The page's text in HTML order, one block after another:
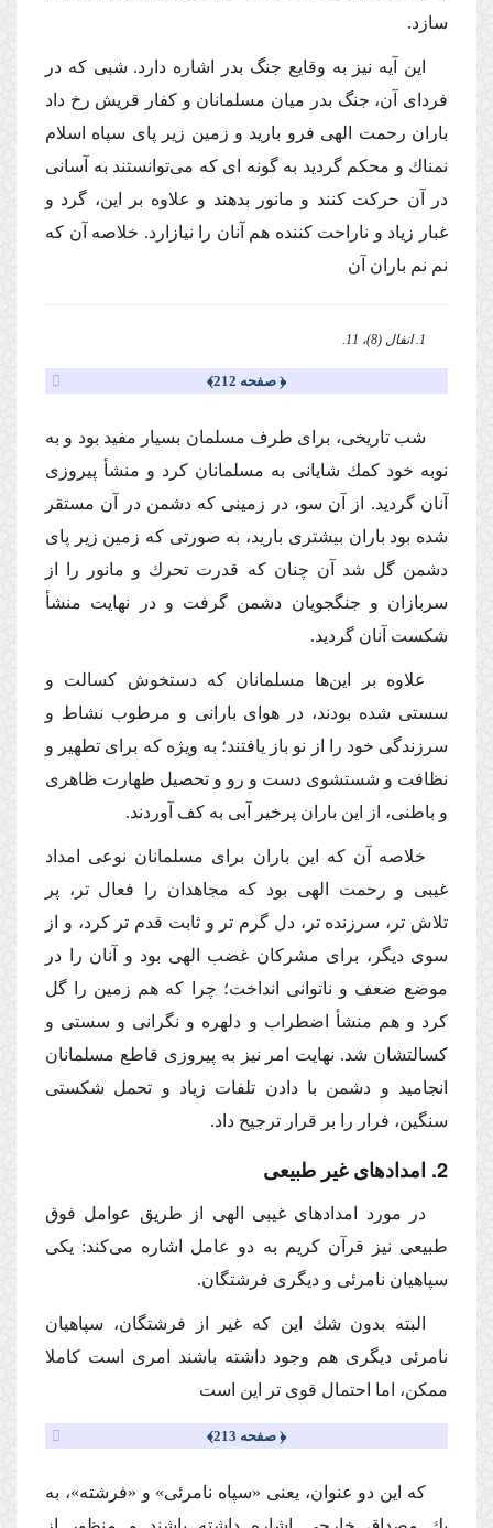
سازد.
این آیه نیز به وقایع جنگ بدر اشاره دارد. شبى كه در
فرداى آن، جنگ بدر میان مسلمانان و كفار قریش رخ داد
باران رحمت الهى فرو بارید و زمین زیر پاى سپاه اسلام
نمناك و محكم گردید به گونه اى كه مى‌توانستند به آسانى
در آن حركت كنند و مانور بدهند و علاوه بر این، گرد و
غبار زیاد و ناراحت كننده هم آنان را نیازارد. خلاصه آن كه
نم نم باران آن
1. انفال (8)، 11.
﴿ صفحه 212﴾
شب تاریخى، براى طرف مسلمان بسیار مفید بود و به
نوبه خود كمك شایانى به مسلمانان كرد و منشأ پیروزى
آنان گردید. از آن سو، در زمینى كه دشمن در آن مستقر
شده بود باران بیشترى بارید، به صورتى كه زمین زیر پاى
دشمن گل شد آن چنان كه قدرت تحرك و مانور را از
سربازان و جنگجویان دشمن گرفت و در نهایت منشأ
شكست آنان گردید.
علاوه بر این‌ها مسلمانان كه دستخوش كسالت و
سستى شده بودند، در هواى بارانى و مرطوب نشاط و
سرزندگى خود را از نو باز یافتند؛ به ویژه كه براى تطهیر و
نظافت و شستشوى دست و رو و تحصیل طهارت ظاهرى
و باطنى، از این باران پرخیر آبى به كف آوردند.
خلاصه آن كه این باران براى مسلمانان نوعى امداد
غیبى و رحمت الهى بود كه مجاهدان را فعال تر، پر
تلاش تر، سرزنده تر، دل گرم تر و ثابت قدم تر كرد، و از
سوى دیگر، براى مشركان غضب الهى بود و آنان را در
موضع ضعف و ناتوانى انداخت؛ چرا كه هم زمین را گل
كرد و هم منشأ اضطراب و دلهره و نگرانى و سستى و
كسالتشان شد. نهایت امر نیز به پیروزى قاطع مسلمانان
انجامید و دشمن با دادن تلفات زیاد و تحمل شكستى
سنگین، فرار را بر قرار ترجیح داد.
2. امدادهاى غیر طبیعى
در مورد امدادهاى غیبى الهى از طریق عوامل فوق
طبیعى نیز قرآن كریم به دو عامل اشاره مى‌كند: یكى
سپاهیان نامرئى و دیگرى فرشتگان.
البته بدون شك این كه غیر از فرشتگان، سپاهیان
نامرئى دیگرى هم وجود داشته باشند امرى است كاملا
ممكن، اما احتمال قوى تر این است
﴿ صفحه 213﴾
كه این دو عنوان، یعنى «سپاه نامرئى» و «فرشته»، به